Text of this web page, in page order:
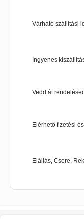
Várható szállítási
Ingyenes
Vedd át
Elérhető fizetési
Elállás, Csere,